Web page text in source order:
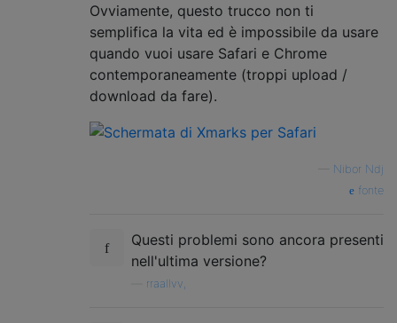
Ovviamente, questo trucco non ti
semplifica la vita ed è impossibile da usare
quando vuoi usare Safari e Chrome
contemporaneamente (troppi upload /
download da fare).
Nibor Ndj
fonte
Questi problemi sono ancora presenti
nell'ultima versione?
rraallvv,